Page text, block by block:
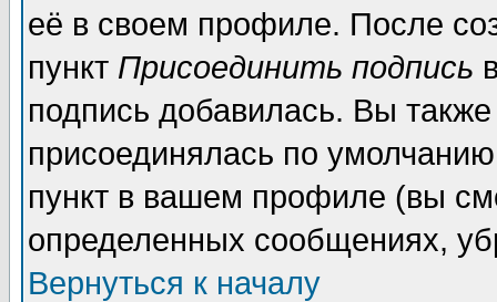
её в своем профиле. После
пункт Присоединить подпись
подпись добавилась. Вы
присоединялась по
пункт в вашем профиле (вы
определенных сообщениях,
Вернуться к началу